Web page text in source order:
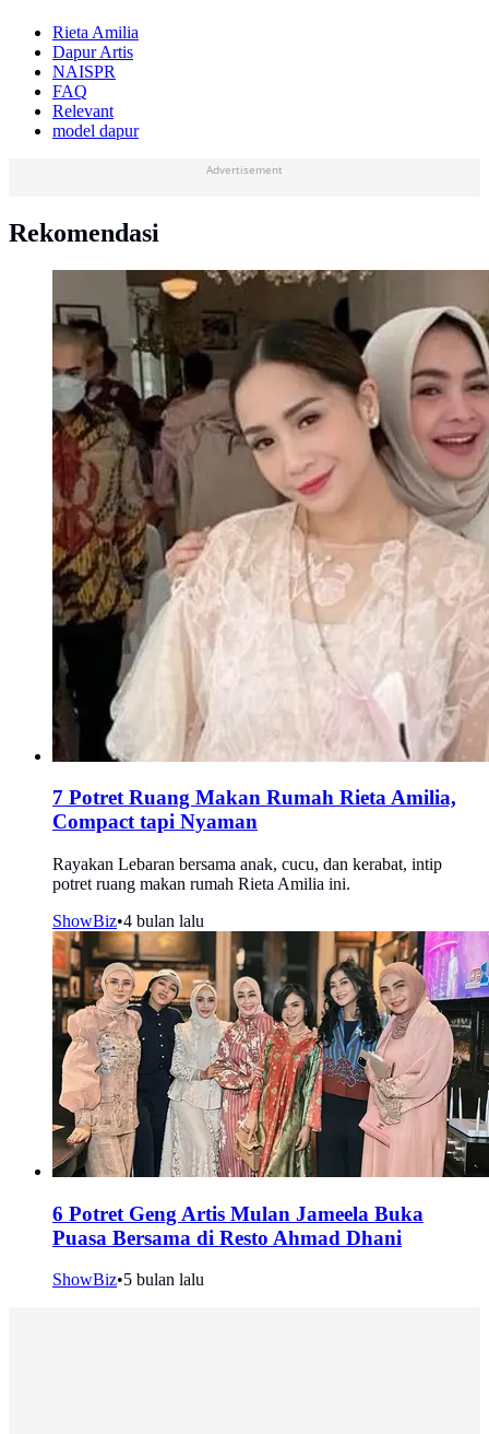
Rieta Amilia
Dapur Artis
NAISPR
FAQ
Relevant
model dapur
Advertisement
Rekomendasi
7 Potret Ruang Makan Rumah Rieta Amilia,
Compact tapi Nyaman
Rayakan Lebaran bersama anak, cucu, dan kerabat, intip
potret ruang makan rumah Rieta Amilia ini.
ShowBiz•4 bulan lalu
6 Potret Geng Artis Mulan Jameela Buka
Puasa Bersama di Resto Ahmad Dhani
ShowBiz•5 bulan lalu